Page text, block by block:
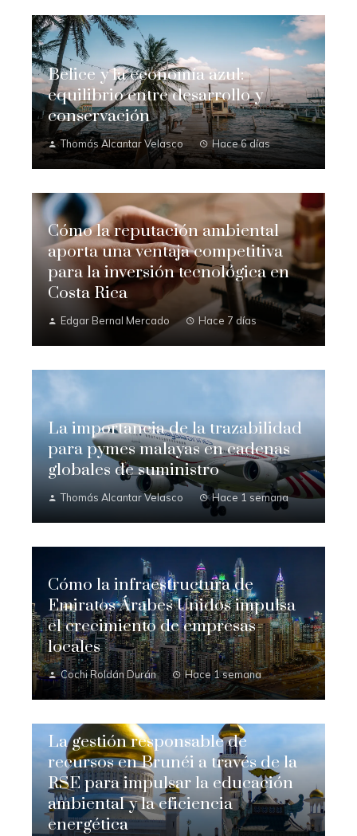
Belice y la economía azul:
equilibrio entre desarrollo y
conservación
Thomás Alcantar Velasco Hace 6 días
Cómo la reputación ambiental
aporta una ventaja competitiva
para la inversión tecnológica en
Costa Rica
Edgar Bernal Mercado Hace 7 días
La importancia de la trazabilidad
para pymes malayas en cadenas
globales de suministro
Thomás Alcantar Velasco Hace 1 semana
Cómo la infraestructura de
Emiratos Árabes Unidos impulsa
el crecimiento de empresas
locales
Cochi Roldán Durán Hace 1 semana
La gestión responsable de
recursos en Brunéi a través de la
RSE para impulsar la educación
ambiental y la eficiencia
energética